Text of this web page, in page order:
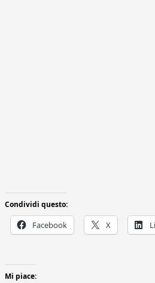
Condividi questo:
Facebook X
Mi piace: